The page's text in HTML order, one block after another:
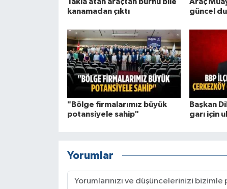
Takla atan araçtan burnu bile
kanamadan çıktı
Araç
güncel
"Bölge firmalarımız büyük
potansiyele sahip"
Başkan
garı için
Yorumlar